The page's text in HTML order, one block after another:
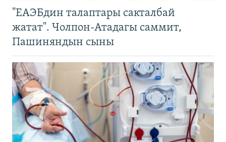
"ЕАЭБдин талаптары сакталбай
жатат". Чолпон-Атадагы саммит,
Пашиняндын сыны